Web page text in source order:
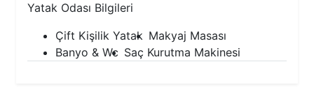
Yatak Odası Bilgileri
Çift Kişilik Yatak Makyaj Masası
Banyo & Wc Saç Kurutma Makinesi